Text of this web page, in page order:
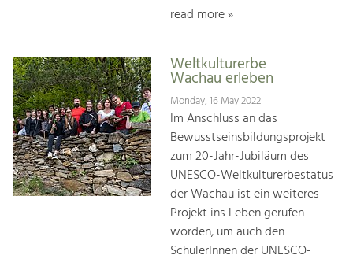
read more »
Weltkulturerbe
Wachau erleben
Monday, 16 May 2022
Im Anschluss an das
Bewusstseinsbildungsprojekt
zum 20-Jahr-Jubiläum des
UNESCO-Weltkulturerbestatus
der Wachau ist ein weiteres
Projekt ins Leben gerufen
worden, um auch den
SchülerInnen der UNESCO-